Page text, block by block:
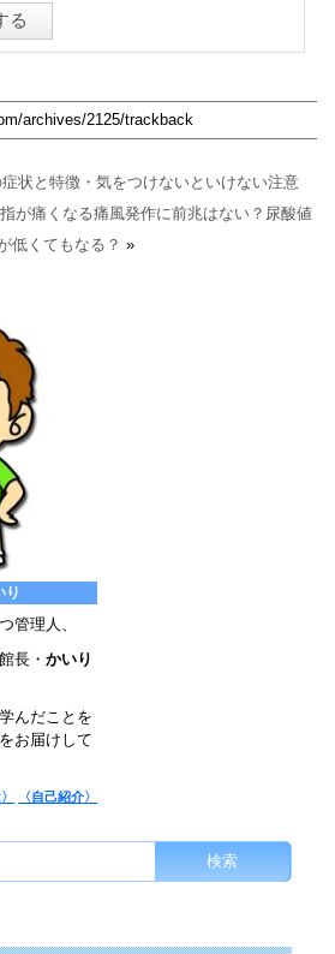
状と特徴・気をつけないといけない注意
が痛くなる痛風発作に前兆はない？尿酸値
低くてもなる？ »
り
管理人、
長・かいり
んだことを
お届けして
〈自己紹介〉